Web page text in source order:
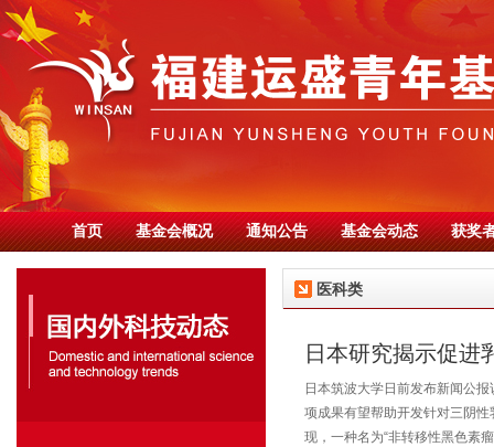
首页 基金会概况 通知公告 基金会动态 获奖
医科类
日本研究揭示促进
日本筑波大学日前发布新闻公
项成果有望帮助开发针对三阴
现，一种名为“非转移性黑色素